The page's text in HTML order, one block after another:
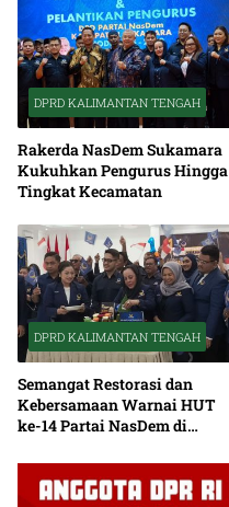
DPRD KALIMANTAN TENGAH
Rakerda NasDem Sukamara
Kukuhkan Pengurus Hingga
Tingkat Kecamatan
DPRD KALIMANTAN TENGAH
Semangat Restorasi dan
Kebersamaan Warnai HUT
ke-14 Partai NasDem di